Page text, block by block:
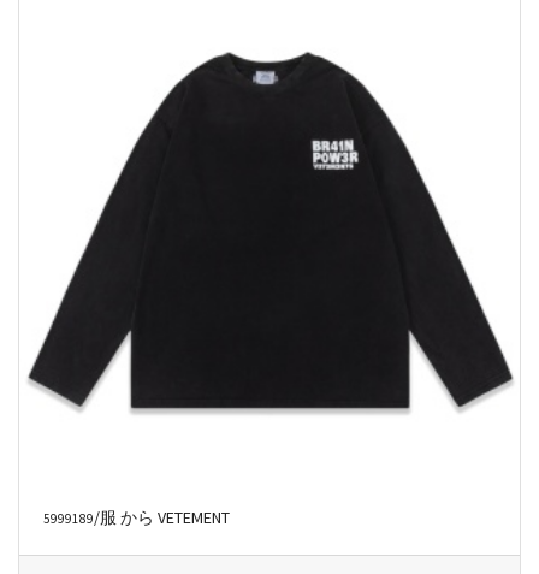
5999189/服 から VETEMENT